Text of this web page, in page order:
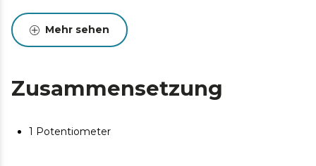
verlängern.
Mehr sehen
Zusammensetzung
1 Potentiometer